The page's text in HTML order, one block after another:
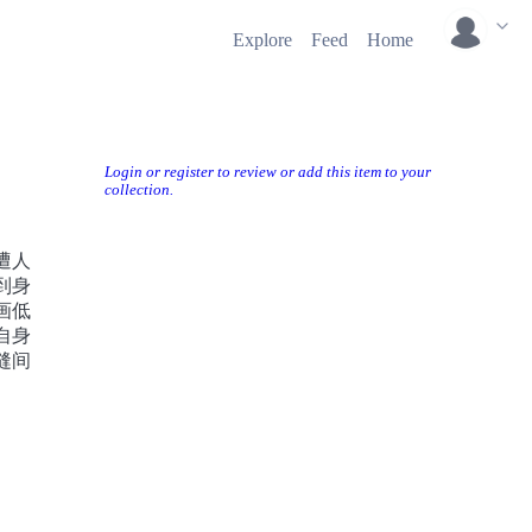
Explore Feed Home
Login or register to review or add this item to your
collection.
人
身
低
身
间